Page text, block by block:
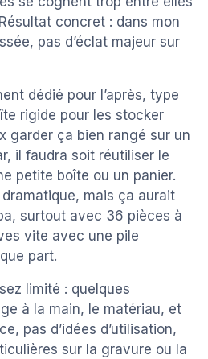
concret : dans mon
pas d’éclat majeur sur
dédié pour l’après, type
rigide pour les stocker
garder ça bien rangé sur un
il faudra soit réutiliser le
petite boîte ou un panier.
dramatique, mais ça aurait
surtout avec 36 pièces à
vite avec une pile
part.
limité : quelques
à la main, le matériau, et
pas d’idées d’utilisation,
sur la gravure ou la